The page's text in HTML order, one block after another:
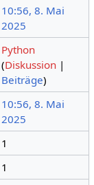
10:56, 8. Mai
2025
Python
(Diskussion |
Beiträge)
10:56, 8. Mai
2025
1
1